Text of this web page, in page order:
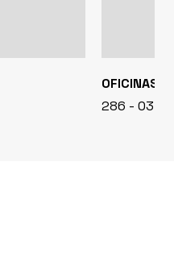
OFICINAS
286 - 03-